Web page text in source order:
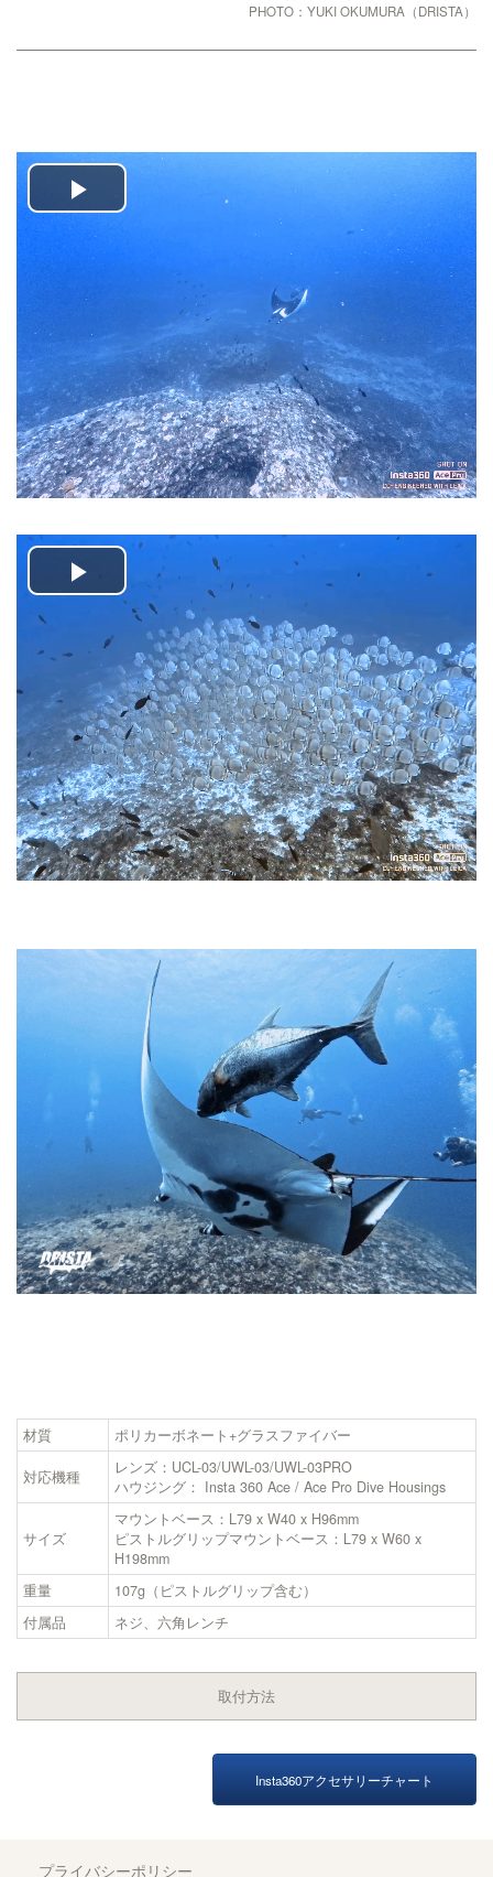
PHOTO：YUKI OKUMURA（DRISTA）
Play
Video
Play
Video
材質 ポリカーボネート+グラスファイバー
対応機種
レンズ：UCL-03/UWL-03/UWL-03PRO
ハウジング： Insta 360 Ace / Ace Pro Dive Housings
サイズ
マウントベース：L79 x W40 x H96mm
ピストルグリップマウントベース：L79 x W60 x
H198mm
重量
107g（ピストルグリップ含む）
付属品
ネジ、六角レンチ
取付方法
Insta360アクセサリーチャート
プライバシーポリシー